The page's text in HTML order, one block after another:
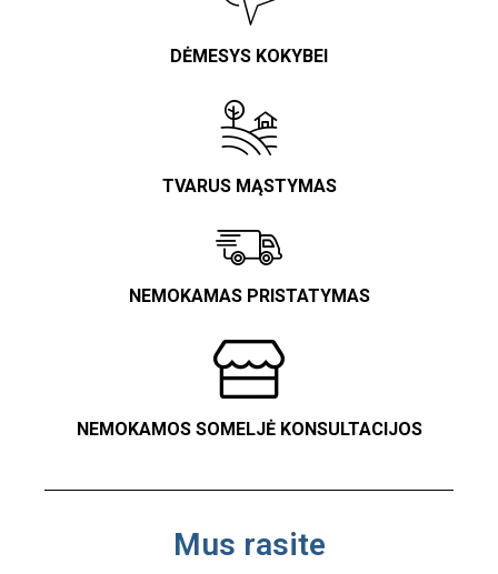
DĖMESYS KOKYBEI
TVARUS MĄSTYMAS
NEMOKAMAS PRISTATYMAS
NEMOKAMOS SOMELJĖ KONSULTACIJOS
Mus rasite